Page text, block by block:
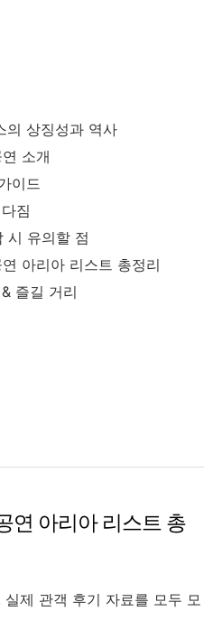
의 상징성과 역사
소개
이드
짐
시 유의할 점
아리아 리스트 총정리
즐길 거리
연 아리아 리스트 총
제 관객 후기 자료를 모두 모